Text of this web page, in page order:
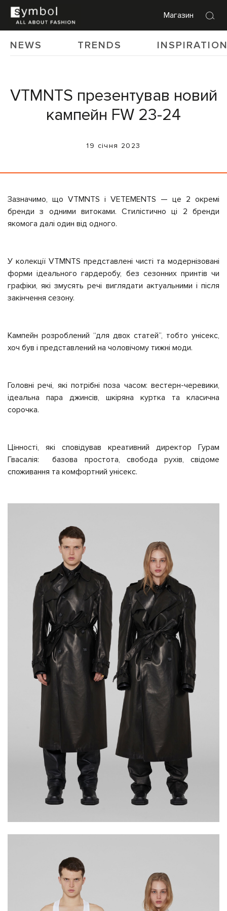
Магазин
NEWS TRENDS
VTMNTS презентував новий
кампейн FW 23-24
19 січня 2023
Зазначимо, що VTMNTS і VETEMENTS — це 2 окремі
бренди з одними витоками. Стилістично ці 2 бренди
якомога далі один від одного.
У колекції VTMNTS представлені чисті та модернізовані
форми ідеального гардеробу, без сезонних принтів чи
графіки, які змусять речі виглядати актуальними і після
закінчення сезону.
Кампейн розроблений “для двох статей”, тобто унісекс,
хоч був і представлений на чоловічому тижні моди.
Головні речі, які потрібні поза часом: вестерн-черевики,
ідеальна пара джинсів, шкіряна куртка та класична
сорочка.
Цінності, які сповідував креативний директор Гурам
Гвасалія: базова простота, свобода рухів, свідоме
споживання та комфортний унісекс.